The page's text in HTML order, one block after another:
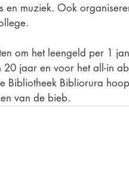
en muziek. Ook
om het leengeld per 1
jaar en voor het all-in
Bibliotheek Bibliorura
van de bieb.